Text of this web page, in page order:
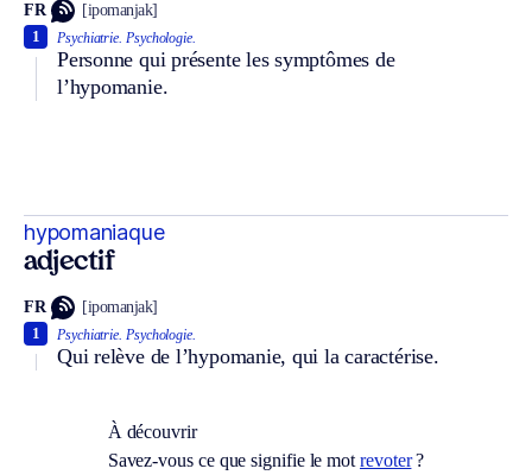
FR [ipomanjak]
Psychiatrie. Psychologie.
Personne qui présente les symptômes de
l’hypomanie.
1
hypomaniaque
adjectif
FR [ipomanjak]
Psychiatrie. Psychologie.
Qui relève de l’hypomanie, qui la caractérise.
1
À découvrir
Savez-vous ce que signifie le mot revoter?